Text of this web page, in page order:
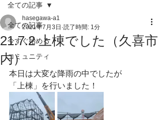
全ての記事
今すぐ始める
コミュニティ
全ての記事
21.7.2 上棟でした（久喜市
内）
hasegawa-a1
2021年7月3日 読了時間: 1分
本日は大変な降雨の中でしたが
「上棟」を行いました！